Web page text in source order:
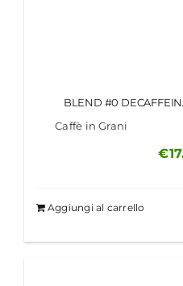
BLEND #0
Caffè in Grani
€
Aggiungi al carrello